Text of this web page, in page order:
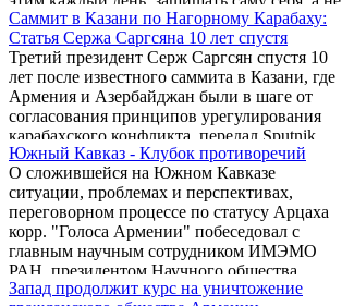
пытаться получить донорскую помощь. Об
этом в беседе с корреспондентом Новости
Армении – NEWS.am заявил главный
редактор информационного агентства
«Regnum» Модест Колеров.
Саммит в Казани по Нагорному Карабаху:
Статья Сержа Саргсяна 10 лет спустя
Третий президент Серж Саргсян спустя 10
лет после известного саммита в Казани, где
Армения и Азербайджан были в шаге от
согласования принципов урегулирования
карабахского конфликта, передал Sputnik
Армения авторскую статью с
размышлениями о событиях до и после 2018
года. Статья приводится полностью.
Южный Кавказ - Клубок противоречий
О сложившейся на Южном Кавказе
ситуации, проблемах и перспективах,
переговорном процессе по статусу Арцаха
корр. "Голоса Армении" побеседовал с
главным научным сотрудником ИМЭМО
РАН, президентом Научного общества
кавказоведов Александром Крыловым.
Запад продолжит курс на уничтожение